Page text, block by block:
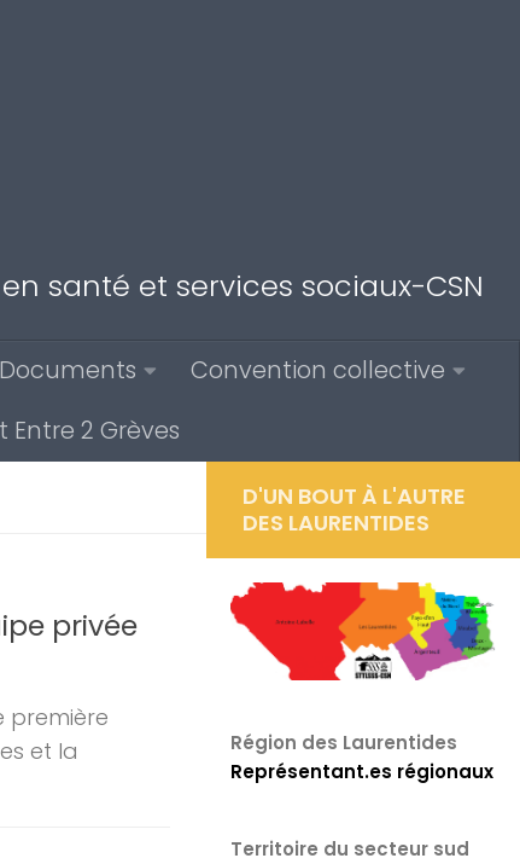
santé et services sociaux-CSN
Documents
Convention collective
Entre 2 Grèves
privée
première
et la
D'UN BOUT À L'AUTRE
DES LAURENTIDES
Région des Laurentides
Représentant.es régionaux
Territoire du secteur sud